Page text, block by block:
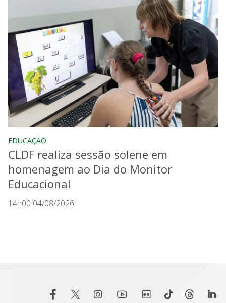
EDUCAÇÃO
CLDF realiza sessão solene em
homenagem ao Dia do Monitor
Educacional
14h00 04/08/2026